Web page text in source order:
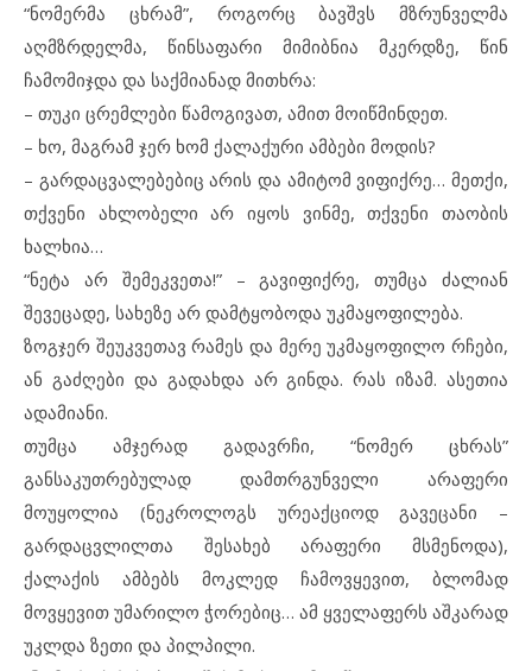
“ნომერმა ცხრამ”, როგორც ბავშვს მზრუნველმა
აღმზრდელმა, წინსაფარი მიმიბნია მკერდზე, წინ
ჩამომიჯდა და საქმიანად მითხრა:
– თუკი ცრემლები წამოგივათ, ამით მოიწმინდეთ.
– ხო, მაგრამ ჯერ ხომ ქალაქური ამბები მოდის?
– გარდაცვალებებიც არის და ამიტომ ვიფიქრე… მეთქი,
თქვენი ახლობელი არ იყოს ვინმე, თქვენი თაობის
ხალხია…
“ნეტა არ შემეკვეთა!” – გავიფიქრე, თუმცა ძალიან
შევეცადე, სახეზე არ დამტყობოდა უკმაყოფილება.
ზოგჯერ შეუკვეთავ რამეს და მერე უკმაყოფილო რჩები,
ან გაძღები და გადახდა არ გინდა. რას იზამ. ასეთია
ადამიანი.
თუმცა ამჯერად გადავრჩი, “ნომერ ცხრას”
განსაკუთრებულად დამთრგუნველი არაფერი
მოუყოლია (ნეკროლოგს ურეაქციოდ გავეცანი –
გარდაცვლილთა შესახებ არაფერი მსმენოდა),
ქალაქის ამბებს მოკლედ ჩამოვყევით, ბლომად
მოვყევით უმარილო ჭორებიც… ამ ყველაფერს აშკარად
უკლდა ზეთი და პილპილი.